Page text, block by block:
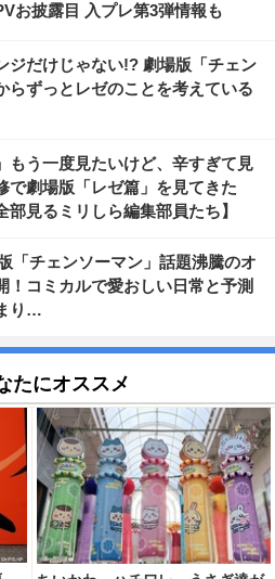
お披露目 入プレ第3弾情報も
ジだけじゃない!? 劇場版「チェン
らずっとレゼのことを考えている
もう一度見たいけど、辛すぎて見
劇場版「レゼ篇」を見てきた
部見るミリしら編集部員たち】
「チェンソーマン」話題沸騰のオ
！コミカルで愛おしい日常と予測
り…
たにオススメ